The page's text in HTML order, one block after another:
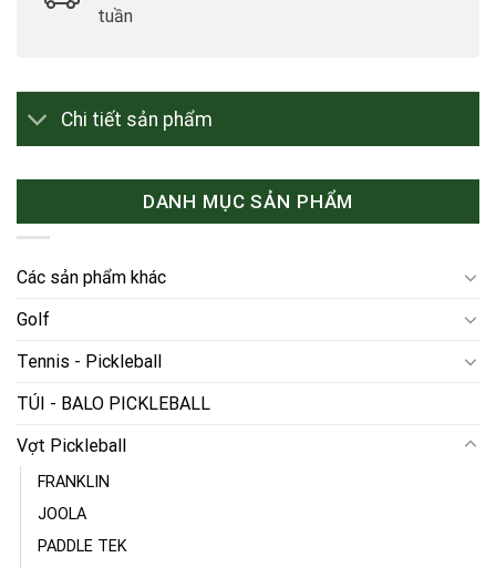
tuần
Chi tiết sản phẩm
DANH MỤC SẢN PHẨM
Các sản phẩm khác
Golf
Tennis - Pickleball
TÚI - BALO PICKLEBALL
Vợt Pickleball
FRANKLIN
JOOLA
PADDLE TEK